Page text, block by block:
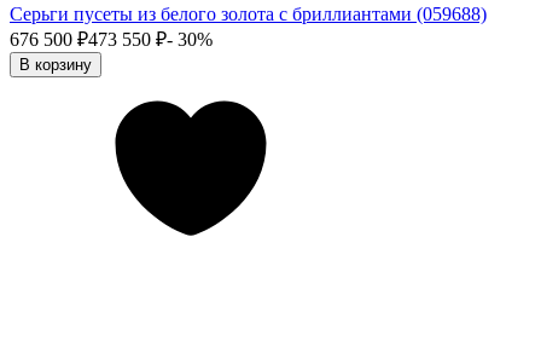
Серьги пусеты из белого золота с бриллиантами (059688)
676 500 ₽473 550 ₽- 30%
В корзину